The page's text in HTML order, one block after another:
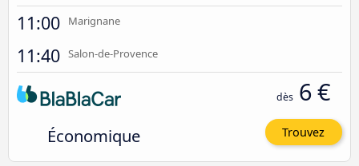
11:00 Marignane
11:40 Salon-de-Provence
Économique
dès 6 €
Trouvez